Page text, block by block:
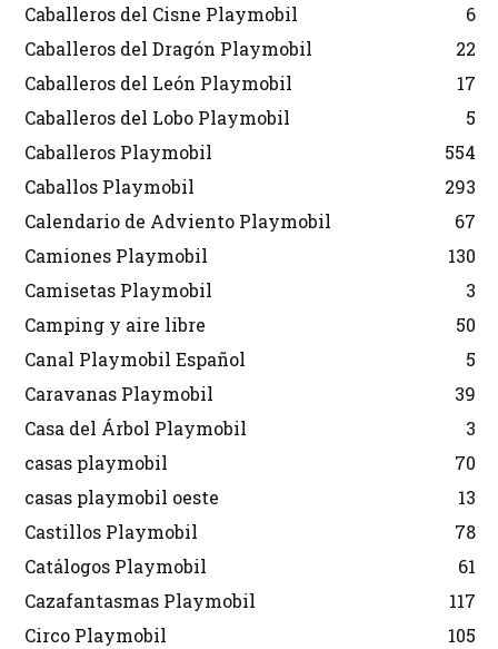
Caballeros del Cisne Playmobil
6
Caballeros del Dragón Playmobil
22
Caballeros del León Playmobil
17
Caballeros del Lobo Playmobil
5
Caballeros Playmobil
554
Caballos Playmobil
293
Calendario de Adviento Playmobil
67
Camiones Playmobil
130
Camisetas Playmobil
3
Camping y aire libre
50
Canal Playmobil Español
5
Caravanas Playmobil
39
Casa del Árbol Playmobil
3
casas playmobil
70
casas playmobil oeste
13
Castillos Playmobil
78
Catálogos Playmobil
61
Cazafantasmas Playmobil
117
Circo Playmobil
105